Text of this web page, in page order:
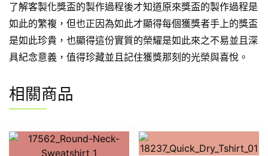
了解客製化獎盃的製作過程後才知道原來獎盃的製作過程是
如此的繁複，但也正因為如此才顯得每個獲獎者手上的獎盃
是如此珍貴，也顯得這份實質的榮耀是如此來之不易並且深
具紀念意義，值得珍藏並且記住獲獎那刻的光榮與喜悅。
相關商品